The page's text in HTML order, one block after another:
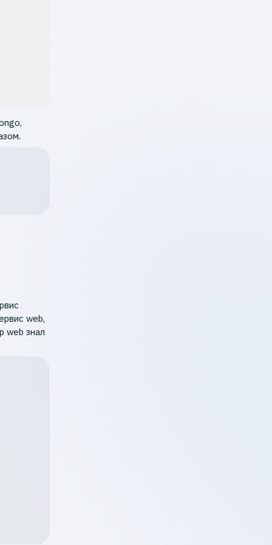
web,
web знал